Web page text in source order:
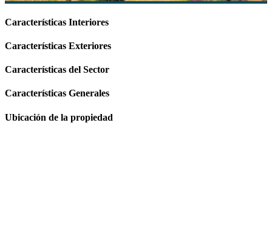
Características Interiores
Características Exteriores
Características del Sector
Características Generales
Ubicación de la propiedad